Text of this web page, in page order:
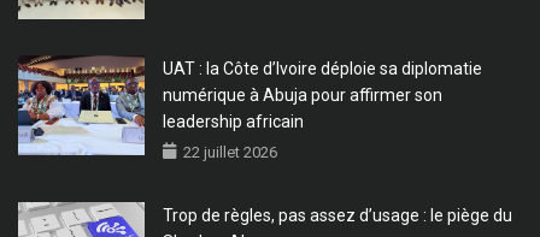
UAT : la Côte d’Ivoire déploie sa diplomatie
numérique à Abuja pour affirmer son
leadership africain
22 juillet 2026
Trop de règles, pas assez d’usage : le piège du